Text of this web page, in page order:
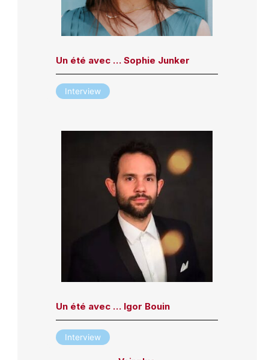
Un été avec … Sophie Junker
Interview
Un été avec … Igor Bouin
Interview